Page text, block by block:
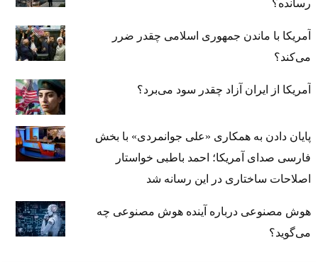
رسانده؟
آمریکا با ماندن جمهوری اسلامی چقدر ضرر
می‌کند؟
آمریکا از ایران آزاد چقدر سود می‌برد؟
پایان دادن به همکاری «علی جوانمردی» با بخش
فارسی صدای آمریکا؛ احمد باطبی خواستار
اصلاحات ساختاری در این رسانه شد
هوش مصنوعی درباره آینده هوش مصنوعی چه
می‌گوید؟